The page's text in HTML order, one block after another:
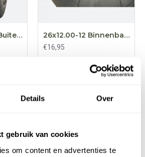
Details Over
gebruik van cookies
om content en advertenties te
26x12.00-12 4PR Buitenband BKT 26x12.00-12 Binnenband Rechtventiel
€16,95
BESTELLEN